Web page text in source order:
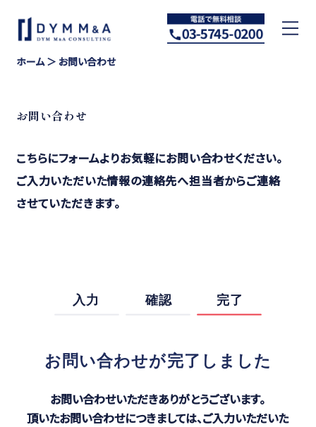
ホーム＞ お問い合わせ
お問い合わせ
こちらにフォームよりお気軽にお問い合わせください。
ご入力いただいた情報の連絡先へ担当者からご連絡
させていただきます。
お問い合わせが完了しました
お問い合わせいただきありがとうございます。
頂いたお問い合わせにつきましては、ご入力いただいた